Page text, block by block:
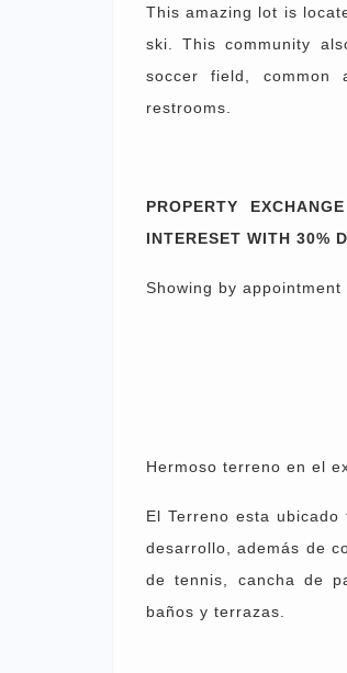
This amazing lot is
ski. This community
soccer field, common
restrooms.
PROPERTY
INTERESET WITH 30%
Showing by appointment
Hermoso terreno en el
El Terreno esta
desarrollo, además de
de tennis, cancha de
baños y terrazas.